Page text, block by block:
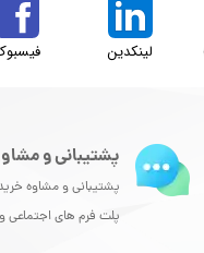
لینکدین
پشتیبانی و
پشتیبانی و مشاوه
پلت فرم های